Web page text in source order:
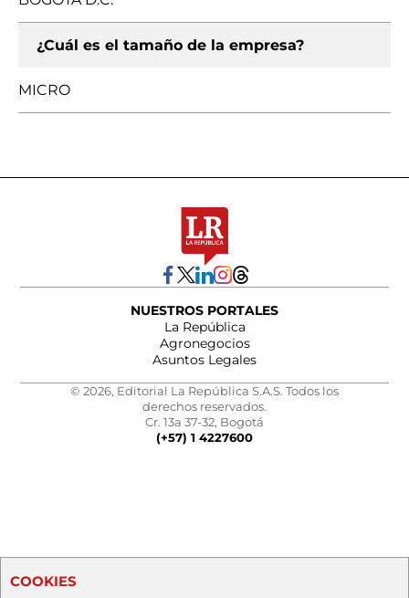
¿Cuál es el tamaño de la empresa?
MICRO
NUESTROS PORTALES
La República
Agronegocios
Asuntos Legales
© 2026, Editorial La República S.A.S. Todos los
derechos reservados.
Cr. 13a 37-32, Bogotá
(+57) 1 4227600
COOKIES